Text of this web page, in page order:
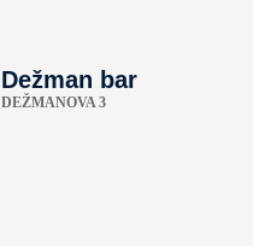
Dežman bar
DEŽMANOVA 3